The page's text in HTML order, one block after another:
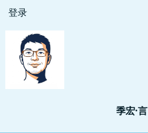
内
用
登录
季宏·言